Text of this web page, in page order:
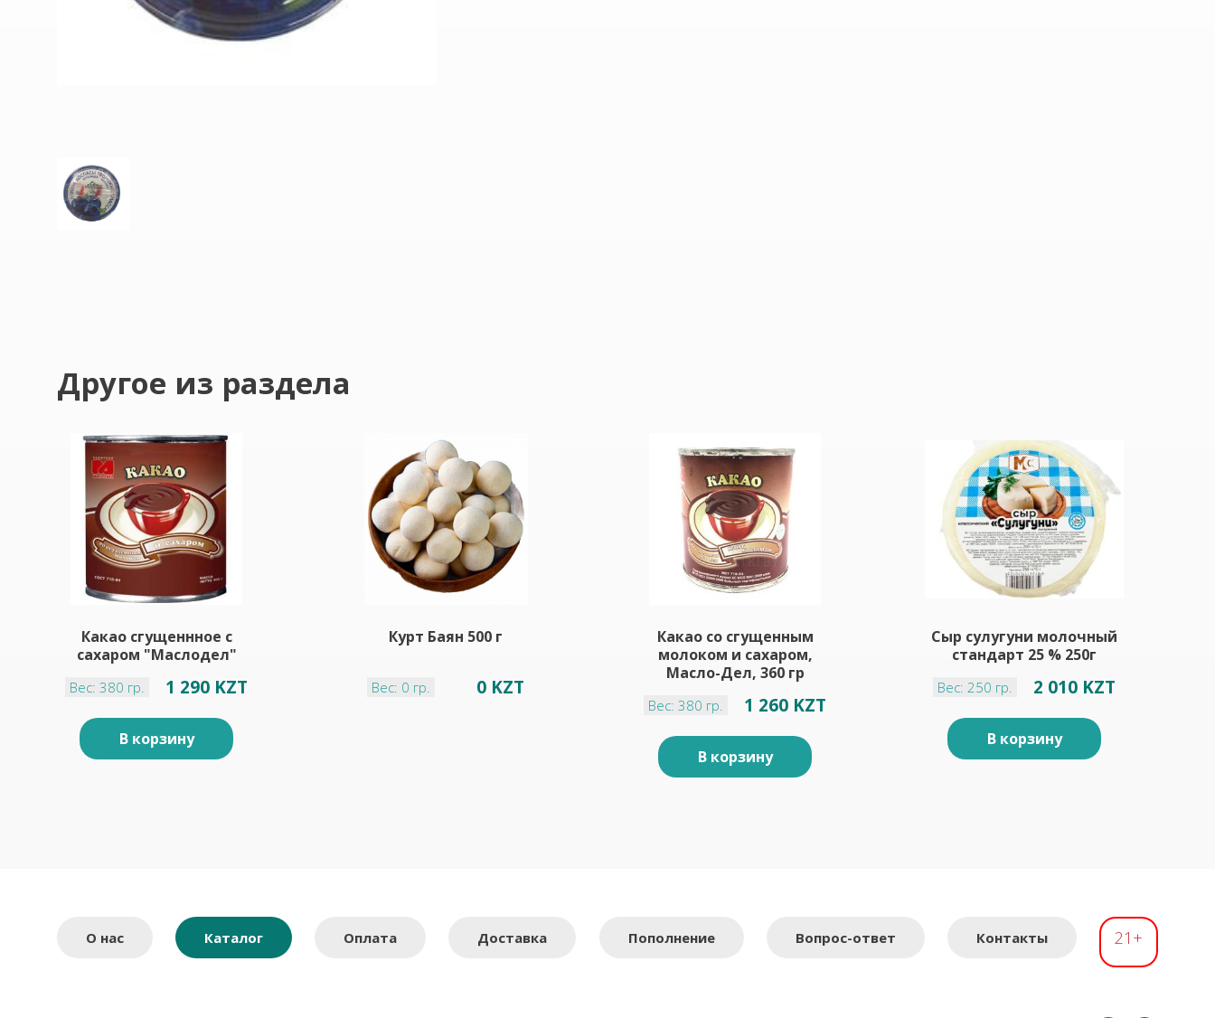
Другое из раздела
Какао сгущеннное с
сахаром "Маслодел"
Вес: 380 гр. 1 290 KZT
В корзину
Курт Баян 500 г
Вес: 0 гр. 0 KZT
Какао со сгущенным
молоком и сахаром,
Масло-Дел, 360 гр
Вес: 380 гр. 1 260 KZT
В корзину
Сыр сулугуни молочный
стандарт 25 % 250г
Вес: 250 гр. 2 010 KZT
В корзину
О нас Каталог Оплата Доставка Пополнение Вопрос-ответ Контакты 21+